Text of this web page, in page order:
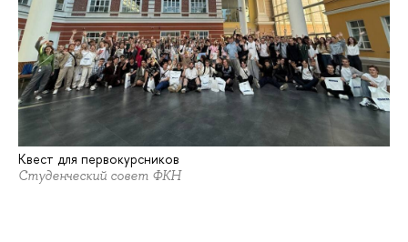
Квест для первокурсников
Студенческий совет ФКН